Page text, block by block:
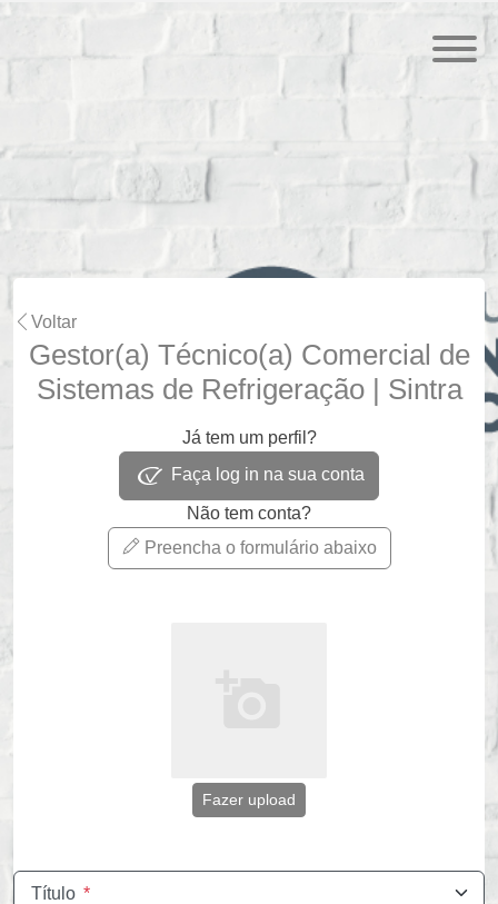
Voltar
Gestor(a) Técnico(a) Comercial de
Sistemas de Refrigeração | Sintra
Já tem um perfil?
Faça log in na sua conta
Não tem conta?
Preencha o formulário abaixo
Fazer upload
Título *